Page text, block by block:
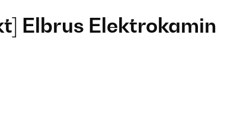
Elbrus Elektrokamin